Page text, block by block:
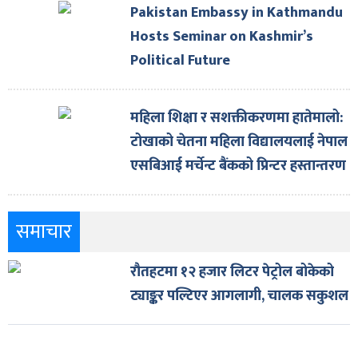
Pakistan Embassy in Kathmandu
Hosts Seminar on Kashmir’s
Political Future
महिला शिक्षा र सशक्तीकरणमा हातेमालो:
टोखाको चेतना महिला विद्यालयलाई नेपाल
एसबिआई मर्चेन्ट बैंकको प्रिन्टर हस्तान्तरण
समाचार
रौतहटमा १२ हजार लिटर पेट्रोल बोकेको
ट्याङ्कर पल्टिएर आगलागी, चालक सकुशल